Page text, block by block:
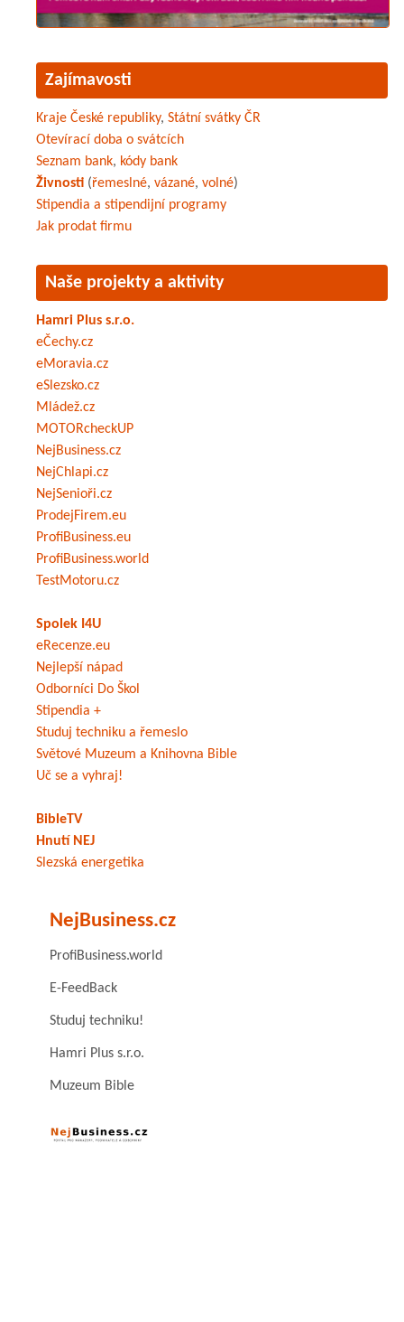
Zajímavosti
Kraje České republiky, Státní svátky ČR
Otevírací doba o svátcích
Seznam bank, kódy bank
Živnosti (řemeslné, vázané, volné)
Stipendia a stipendijní programy
Jak prodat firmu
Naše projekty a aktivity
Hamri Plus s.r.o.
eČechy.cz
eMoravia.cz
eSlezsko.cz
Mládež.cz
MOTORcheckUP
NejBusiness.cz
NejChlapi.cz
NejSenioři.cz
ProdejFirem.eu
ProfiBusiness.eu
ProfiBusiness.world
TestMotoru.cz
Spolek I4U
eRecenze.eu
Nejlepší nápad
Odborníci Do Škol
Stipendia +
Studuj techniku a řemeslo
Světové Muzeum a Knihovna Bible
Uč se a vyhraj!
BibleTV
Hnutí NEJ
Slezská energetika
NejBusiness.cz
ProfiBusiness.world
E-FeedBack
Studuj techniku!
Hamri Plus s.r.o.
Muzeum Bible